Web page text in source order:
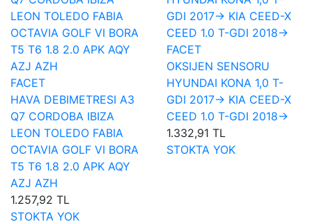
FACET
HAVA DEBIMETRESI A3
Q7 CORDOBA IBIZA
LEON TOLEDO FABIA
OCTAVIA GOLF VI BORA
T5 T6 1.8 2.0 APK AQY
AZJ AZH
1.257,92 TL
STOKTA YOK
FACET
OKSIJEN SENSORU
HYUNDAI KONA 1,0 T-
GDI 2017-> KIA CEED-X
CEED 1.0 T-GDI 2018->
1.332,91 TL
STOKTA YOK